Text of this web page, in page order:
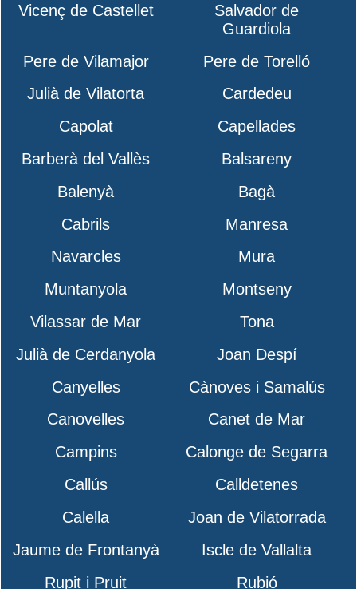
Vicenç de Castellet
Salvador de
Guardiola
Pere de Vilamajor
Pere de Torelló
Julià de Vilatorta
Cardedeu
Capolat
Capellades
Barberà del Vallès
Balsareny
Balenyà
Bagà
Cabrils
Manresa
Navarcles
Mura
Muntanyola
Montseny
Vilassar de Mar
Tona
Julià de Cerdanyola
Joan Despí
Canyelles
Cànoves i Samalús
Canovelles
Canet de Mar
Campins
Calonge de Segarra
Callús
Calldetenes
Calella
Joan de Vilatorrada
Jaume de Frontanyà
Iscle de Vallalta
Rupit i Pruit
Rubió